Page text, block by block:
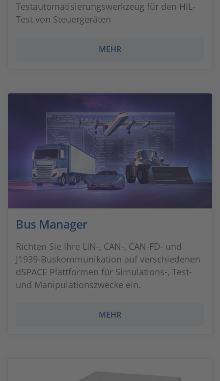
Testautomatisierungswerkzeug für den HIL-
Test von Steuergeräten
MEHR
Bus Manager
Richten Sie Ihre LIN-, CAN-, CAN-FD- und
J1939-Buskommunikation auf verschiedenen
dSPACE Plattformen für Simulations-, Test-
und Manipulationszwecke ein.
MEHR